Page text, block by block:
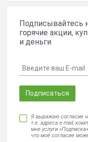
Подписывайтесь
горячие акции,
и деньги
Подписаться
Я выражаю согласие
т.е. адреса e-mail,
мне услуги
что моё согласие